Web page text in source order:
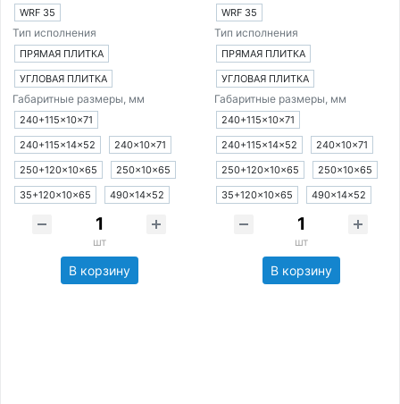
WRF 35
Тип исполнения
ПРЯМАЯ ПЛИТКА
УГЛОВАЯ ПЛИТКА
Габаритные размеры, мм
240+115×10×71
240+115×14×52
240×10×71
250+120×10×65
250×10×65
35+120×10×65
490×14×52
шт
В корзину
WRF 35
Тип исполнения
ПРЯМАЯ ПЛИТКА
УГЛОВАЯ ПЛИТКА
Габаритные размеры, мм
240+115×10×71
240+115×14×52
240×10×71
250+120×10×65
250×10×65
35+120×10×65
490×14×52
шт
В корзину